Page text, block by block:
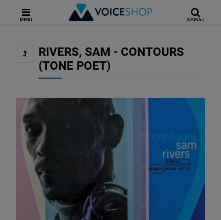
MENU SZUKAJ
RIVERS, SAM - CONTOURS
(TONE POET)